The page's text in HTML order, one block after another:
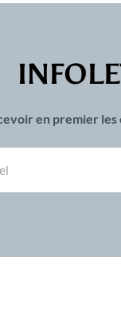
en premier